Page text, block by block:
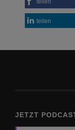
teilen
teilen
JETZT